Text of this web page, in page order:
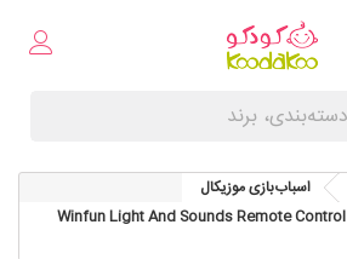
اسباب‌بازی موزیکال
قطار کنترلی موزیکال وین فان Winfun Light And Sounds Remote Control